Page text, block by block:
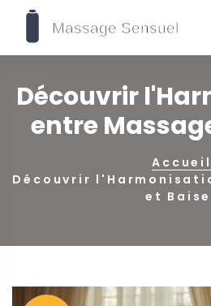
Découvrir
entre
Accueil
Découvrir
et